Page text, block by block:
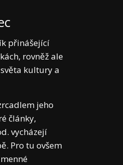
přinášející
rovněž ale
kultury a
jeho
články,
vycházejí
Pro tu ovšem